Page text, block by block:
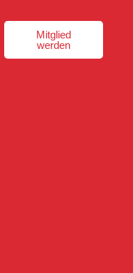
Mitglied
werden